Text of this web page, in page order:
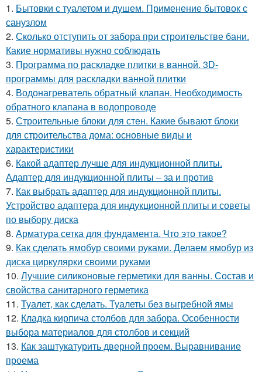
1. Бытовки с туалетом и душем. Применение бытовок с
санузлом
2. Сколько отступить от забора при строительстве бани.
Какие нормативы нужно соблюдать
3. Программа по раскладке плитки в ванной. 3D-
программы для раскладки ванной плитки
4. Водонагреватель обратный клапан. Необходимость
обратного клапана в водопроводе
5. Строительные блоки для стен. Какие бывают блоки
для строительства дома: основные виды и
характеристики
6. Какой адаптер лучше для индукционной плиты.
Адаптер для индукционной плиты – за и против
7. Как выбрать адаптер для индукционной плиты.
Устройство адаптера для индукционной плиты и советы
по выбору диска
8. Арматура сетка для фундамента. Что это такое?
9. Как сделать ямобур своими руками. Делаем ямобур из
диска циркулярки своими руками
10. Лучшие силиконовые герметики для ванны. Состав и
свойства санитарного герметика
11. Туалет, как сделать. Туалеты без выгребной ямы
12. Кладка кирпича столбов для забора. Особенности
выбора материалов для столбов и секций
13. Как заштукатурить дверной проем. Выравнивание
проема